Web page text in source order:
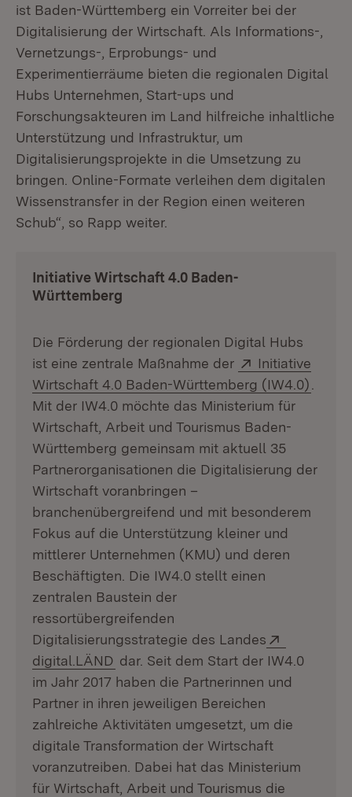
ist Baden-Württemberg ein Vorreiter bei der
Digitalisierung der Wirtschaft. Als Informations-,
Vernetzungs-, Erprobungs- und
Experimentierräume bieten die regionalen Digital
Hubs Unternehmen, Start-ups und
Forschungsakteuren im Land hilfreiche inhaltliche
Unterstützung und Infrastruktur, um
Digitalisierungsprojekte in die Umsetzung zu
bringen. Online-Formate verleihen dem digitalen
Wissenstransfer in der Region einen weiteren
Schub“, so Rapp weiter.
Initiative Wirtschaft 4.0 Baden-
Württemberg
Die Förderung der regionalen Digital Hubs
ist eine zentrale Maßnahme der
Extern:
Initiative
Wirtschaft 4.0 Baden-Württemberg (IW4.0)
Mit der IW4.0 möchte das Ministerium für
Wirtschaft, Arbeit und Tourismus Baden-
Württemberg gemeinsam mit aktuell 35
Partnerorganisationen die Digitalisierung der
Wirtschaft voranbringen –
branchenübergreifend und mit besonderem
Fokus auf die Unterstützung kleiner und
mittlerer Unternehmen (KMU) und deren
Beschäftigten. Die IW4.0 stellt einen
zentralen Baustein der
ressortübergreifenden
Digitalisierungsstrategie des Landes
digital.LÄND (Öffnet in neuem Fenster)
dar. Seit dem Start der IW4.0
im Jahr 2017 haben die Partnerinnen und
Partner in ihren jeweiligen Bereichen
zahlreiche Aktivitäten umgesetzt, um die
digitale Transformation der Wirtschaft
voranzutreiben. Dabei hat das Ministerium
für Wirtschaft, Arbeit und Tourismus die